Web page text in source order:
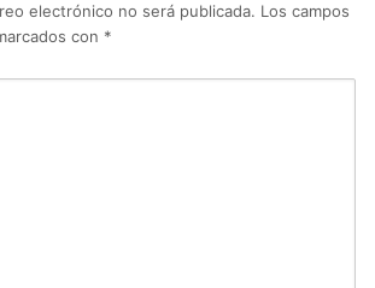
electrónico no será publicada. Los campos
con *